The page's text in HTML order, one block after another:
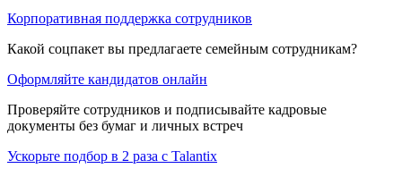
Корпоративная поддержка сотрудников
Какой соцпакет вы предлагаете семейным сотрудникам?
Оформляйте кандидатов онлайн
Проверяйте сотрудников и подписывайте кадровые
документы без бумаг и личных встреч
Ускорьте подбор в 2 раза с Talantix